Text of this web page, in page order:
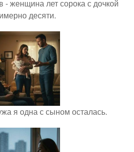
- женщина лет сорока с дочкой
десяти.
я одна с сыном осталась.